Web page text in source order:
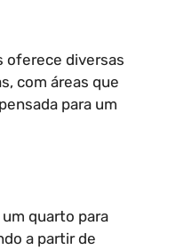
oferece diversas
com áreas que
para um
quarto para
a partir de